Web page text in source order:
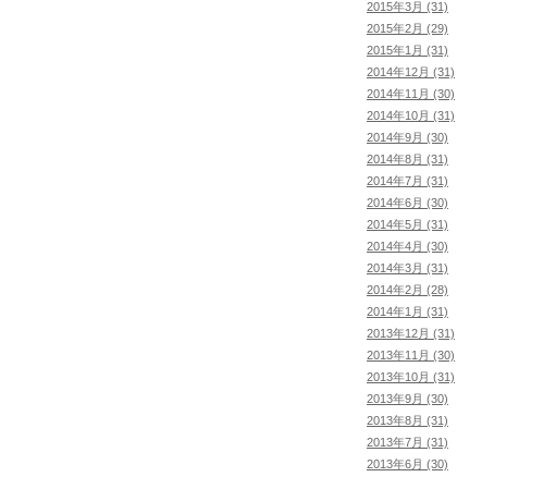
2015年3月 (31)
2015年2月 (29)
2015年1月 (31)
2014年12月 (31)
2014年11月 (30)
2014年10月 (31)
2014年9月 (30)
2014年8月 (31)
2014年7月 (31)
2014年6月 (30)
2014年5月 (31)
2014年4月 (30)
2014年3月 (31)
2014年2月 (28)
2014年1月 (31)
2013年12月 (31)
2013年11月 (30)
2013年10月 (31)
2013年9月 (30)
2013年8月 (31)
2013年7月 (31)
2013年6月 (30)